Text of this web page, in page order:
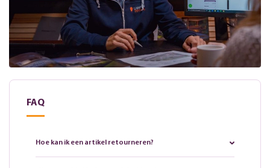
FAQ
Hoe kan ik een artikel retourneren?